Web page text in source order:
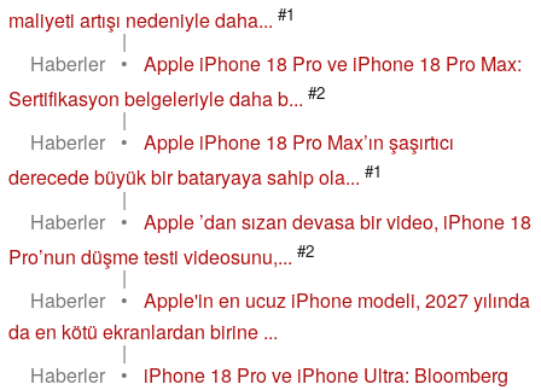
maliyeti artışı nedeniyle daha... #1
|
Haberler
•
Apple iPhone 18 Pro ve iPhone 18 Pro Max:
Sertifikasyon belgeleriyle daha b... #2
|
Haberler
•
Apple iPhone 18 Pro Max’ın şaşırtıcı
derecede büyük bir bataryaya sahip ola... #1
|
Haberler
•
Apple ’dan sızan devasa bir video, iPhone 18
Pro’nun düşme testi videosunu,... #2
|
Haberler
•
Apple'in en ucuz iPhone modeli, 2027 yılında
da en kötü ekranlardan birine ...
|
Haberler
•
iPhone 18 Pro ve iPhone Ultra: Bloomberg